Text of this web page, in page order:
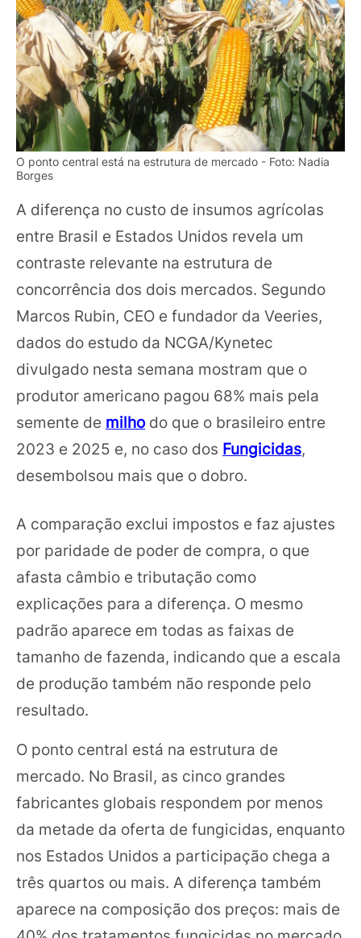
O ponto central está na estrutura de mercado - Foto: Nadia
Borges
A diferença no custo de insumos agrícolas
entre Brasil e Estados Unidos revela um
contraste relevante na estrutura de
concorrência dos dois mercados. Segundo
Marcos Rubin, CEO e fundador da Veeries,
dados do estudo da NCGA/Kynetec
divulgado nesta semana mostram que o
produtor americano pagou 68% mais pela
semente de milhodo que o brasileiro entre
2023 e 2025 e, no caso dos Fungicidas,
desembolsou mais que o dobro.
A comparação exclui impostos e faz ajustes
por paridade de poder de compra, o que
afasta câmbio e tributação como
explicações para a diferença. O mesmo
padrão aparece em todas as faixas de
tamanho de fazenda, indicando que a escala
de produção também não responde pelo
resultado.
O ponto central está na estrutura de
mercado. No Brasil, as cinco grandes
fabricantes globais respondem por menos
da metade da oferta de fungicidas, enquanto
nos Estados Unidos a participação chega a
três quartos ou mais. A diferença também
aparece na composição dos preços: mais de